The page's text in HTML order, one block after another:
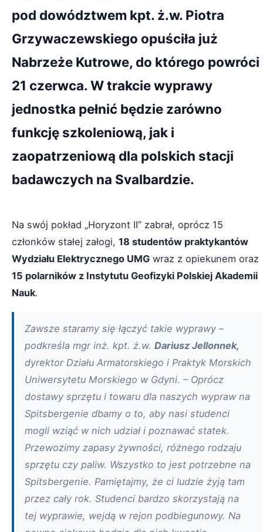
pod dowództwem kpt. ż.w. Piotra
Grzywaczewskiego opuściła już
Nabrzeże Kutrowe, do którego powróci
21 czerwca. W trakcie wyprawy
jednostka pełnić będzie zarówno
funkcję szkoleniową, jak i
zaopatrzeniową dla polskich stacji
badawczych na Svalbardzie.
Na swój pokład „Horyzont II” zabrał, oprócz 15
członków stałej załogi, 18 studentów praktykantów
Wydziału Elektrycznego UMG wraz z opiekunem oraz
15 polarników z Instytutu Geofizyki Polskiej Akademii
Nauk.
Zawsze staramy się łączyć takie wyprawy –
podkreśla mgr inż. kpt. ż.w. Dariusz Jellonnek,
dyrektor Działu Armatorskiego i Praktyk Morskich
Uniwersytetu Morskiego w Gdyni. – Oprócz
dostawy sprzętu i towaru dla naszych wypraw na
Spitsbergenie dbamy o to, aby nasi studenci
mogli wziąć w nich udział i poznawać statek.
Przewozimy zapasy żywności, różnego rodzaju
sprzętu czy paliw. Wszystko to jest potrzebne na
Spitsbergenie. Pamiętajmy, że ci ludzie żyją tam
przez cały rok. Studenci bardzo skorzystają na
tej wyprawie, wejdą w rejon podbiegunowy. Na